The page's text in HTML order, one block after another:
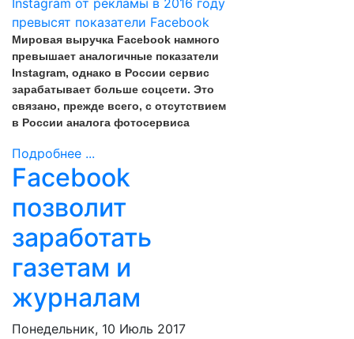
Мировая выручка Facebook намного
превышает аналогичные показатели
Instagram, однако в России сервис
зарабатывает больше соцсети. Это
связано, прежде всего, с отсутствием
в России аналога фотосервиса
Подробнее ...
Facebook
позволит
заработать
газетам и
журналам
Понедельник, 10 Июль 2017